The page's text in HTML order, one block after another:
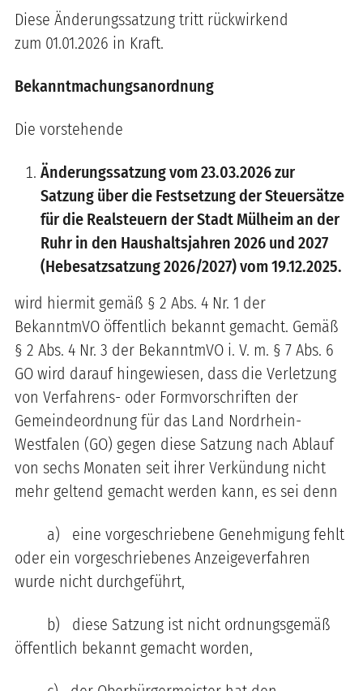
Diese Änderungssatzung tritt rückwirkend
zum 01.01.2026 in Kraft.
Bekanntmachungsanordnung
Die vorstehende
Änderungssatzung vom 23.03.2026 zur
Satzung über die Festsetzung der Steuersätze
für die Realsteuern der Stadt Mülheim an der
Ruhr in den Haushaltsjahren 2026 und 2027
(Hebesatzsatzung 2026/2027) vom 19.12.2025.
wird hiermit gemäß § 2 Abs. 4 Nr. 1 der
BekanntmVO öffentlich bekannt gemacht. Gemäß
§ 2 Abs. 4 Nr. 3 der BekanntmVO i. V. m. § 7 Abs. 6
GO wird darauf hingewiesen, dass die Verletzung
von Verfahrens- oder Formvorschriften der
Gemeindeordnung für das Land Nordrhein-
Westfalen (GO) gegen diese Satzung nach Ablauf
von sechs Monaten seit ihrer Verkündung nicht
mehr geltend gemacht werden kann, es sei denn
a)
eine vorgeschriebene Genehmigung fehlt
oder ein vorgeschriebenes Anzeigeverfahren
wurde nicht durchgeführt,
b)
diese Satzung ist nicht ordnungsgemäß
öffentlich bekannt gemacht worden,